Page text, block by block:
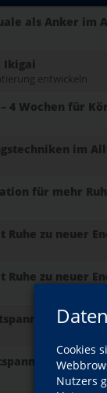
Cookies
Nutzers
als Anker im
Ikigai
entwickeln
4 Wochen für
im
für mehr
Ruhe zu neuer
Ruhe zu neuer
mit
nach